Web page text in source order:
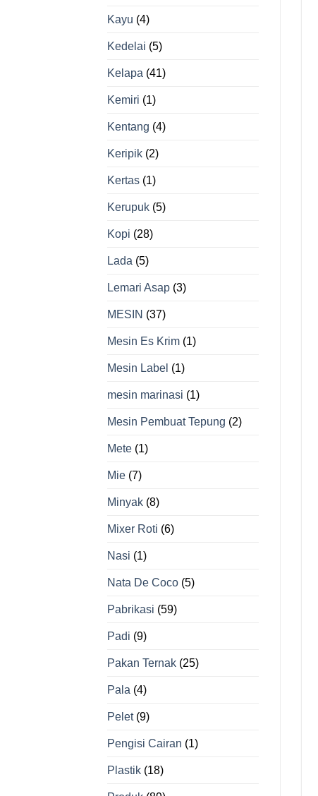
Kayu (4)
Kedelai (5)
Kelapa (41)
Kemiri (1)
Kentang (4)
Keripik (2)
Kertas (1)
Kerupuk (5)
Kopi (28)
Lada (5)
Lemari Asap (3)
MESIN (37)
Mesin Es Krim (1)
Mesin Label (1)
mesin marinasi (1)
Mesin Pembuat Tepung (2)
Mete (1)
Mie (7)
Minyak (8)
Mixer Roti (6)
Nasi (1)
Nata De Coco (5)
Pabrikasi (59)
Padi (9)
Pakan Ternak (25)
Pala (4)
Pelet(9)
Pengisi Cairan (1)
Plastik (18)